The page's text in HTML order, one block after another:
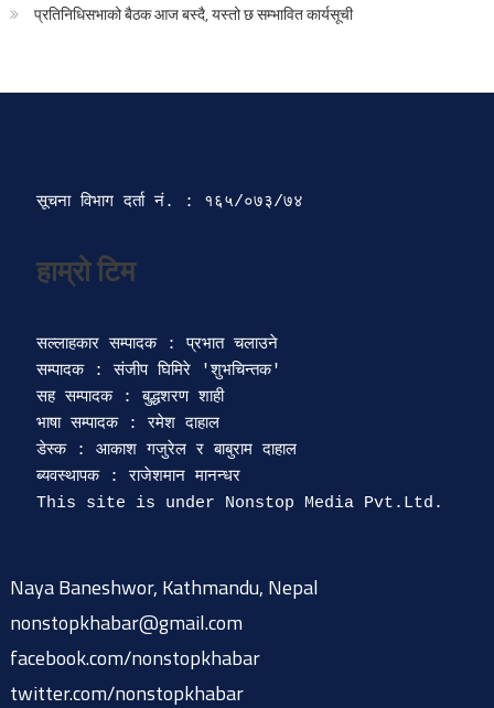
प्रतिनिधिसभाको बैठक आज बस्दै, यस्तो छ सम्भावित कार्यसूची
सूचना विभाग दर्ता‍ नं. : १६५/०७३/७४
हाम्रो टिम
सल्लाहकार सम्पादक : प्रभात चलाउने
सम्पादक : संजीप घिमिरे 'शुभचिन्तक'
सह सम्पादक : बुद्धशरण शाही
भाषा सम्पादक : रमेश दाहाल
डेस्क : आकाश गजुरेल र बाबुराम दाहाल
ब्यवस्थापक : राजेशमान मानन्धर
Naya Baneshwor, Kathmandu, Nepal
nonstopkhabar@gmail.com
facebook.com/nonstopkhabar
twitter.com/nonstopkhabar